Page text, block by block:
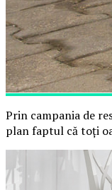
Prin campania de
plan faptul că toți